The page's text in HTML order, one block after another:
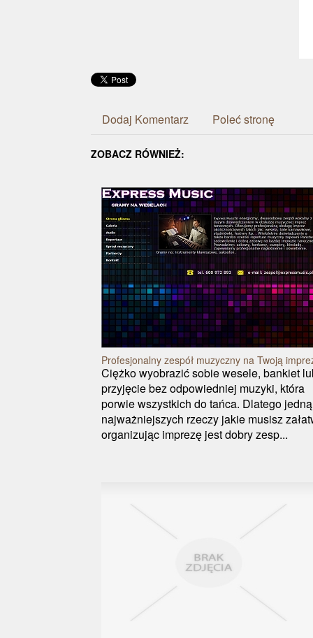
Dodaj Komentarz Poleć stronę
ZOBACZ RÓWNIEŻ:
Profesjonalny zespół muzyczny na Twoją
Ciężko wyobrazić sobie wesele, bankiet
przyjęcie bez odpowiedniej muzyki, która
porwie wszystkich do tańca. Dlatego
najważniejszych rzeczy jakie musisz
organizując imprezę jest dobry zesp...